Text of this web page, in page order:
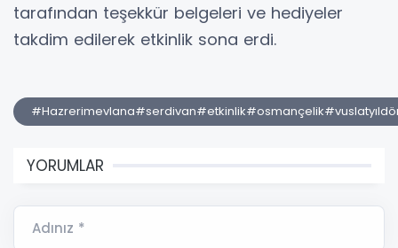
tarafından teşekkür belgeleri ve hediyeler
takdim edilerek etkinlik sona erdi.
YORUMLAR
Adınız *